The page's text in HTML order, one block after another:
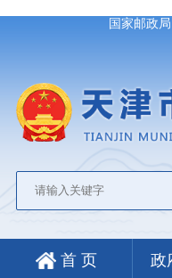
国家邮政局
首 页 政